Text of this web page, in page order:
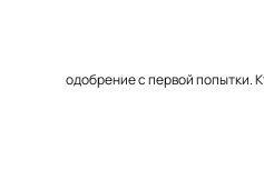
одобрение с первой попытки.